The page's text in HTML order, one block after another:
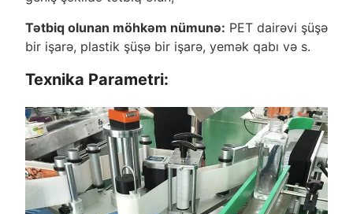
Tətbiq olunan möhkəm nümunə: PET dairəvi şüşə
bir işarə, plastik şüşə bir işarə, yemək qabı və s.
Texnika Parametri: